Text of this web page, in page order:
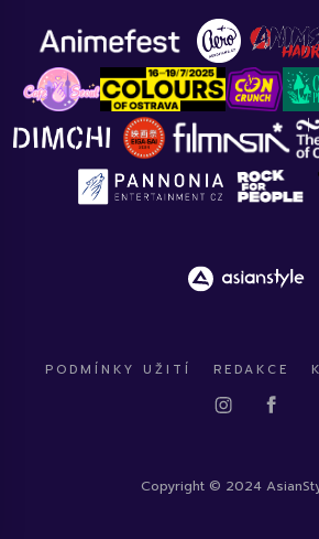
PODMÍNKY UŽITÍ REDAKCE
Copyright © 2024